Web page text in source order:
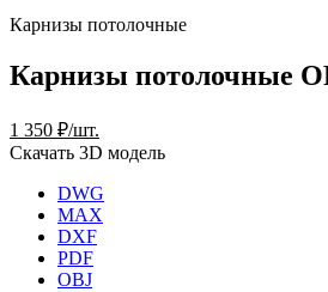
Карнизы потолочные
Карнизы потолочные
1 350 ₽/шт.
Скачать 3D модель
DWG
MAX
DXF
PDF
OBJ